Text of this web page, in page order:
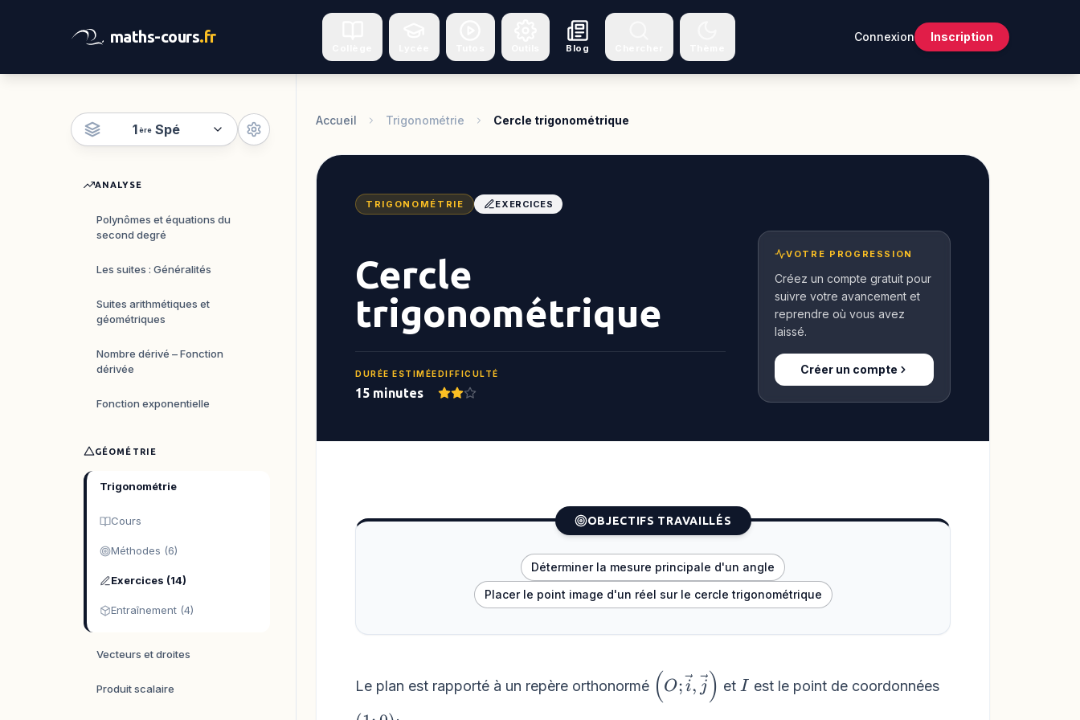
maths-cours.fr
Blog
Connexion Inscription
1 èreSpé
ANALYSE
Polynômes et équations du
second degré
Les suites : Généralités
Suites arithmétiques et
géométriques
Nombre dérivé – Fonction
dérivée
Fonction exponentielle
GÉOMÉTRIE
Trigonométrie
Cours
Méthodes (6)
Exercices (14)
Entraînement (4)
Vecteurs et droites
Produit scalaire
Accueil Trigonométrie Cercle trigonométrique
TRIGONOMÉTRIE EXERCICES
Cercle
trigonométrique
DURÉE ESTIMÉE
15 minutes
DIFFICULTÉ
VOTRE PROGRESSION
Créez un compte gratuit pour
suivre votre avancement et
reprendre où vous avez
laissé.
Créer un compte
OBJECTIFS TRAVAILLÉS
Déterminer la mesure principale d'un angle
Placer le point image d'un réel sur le cercle trigonométrique
Le plan est rapporté à un repère orthonormé \left(O ;
\vec{i},
(O; i, j) et I
I est le point de coordonnées